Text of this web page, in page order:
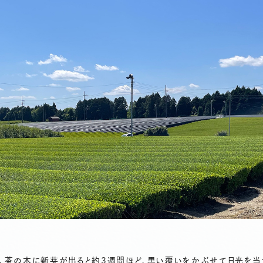
茶の木に新芽が出ると約3週間ほど、黒い覆いをかぶせて日光を